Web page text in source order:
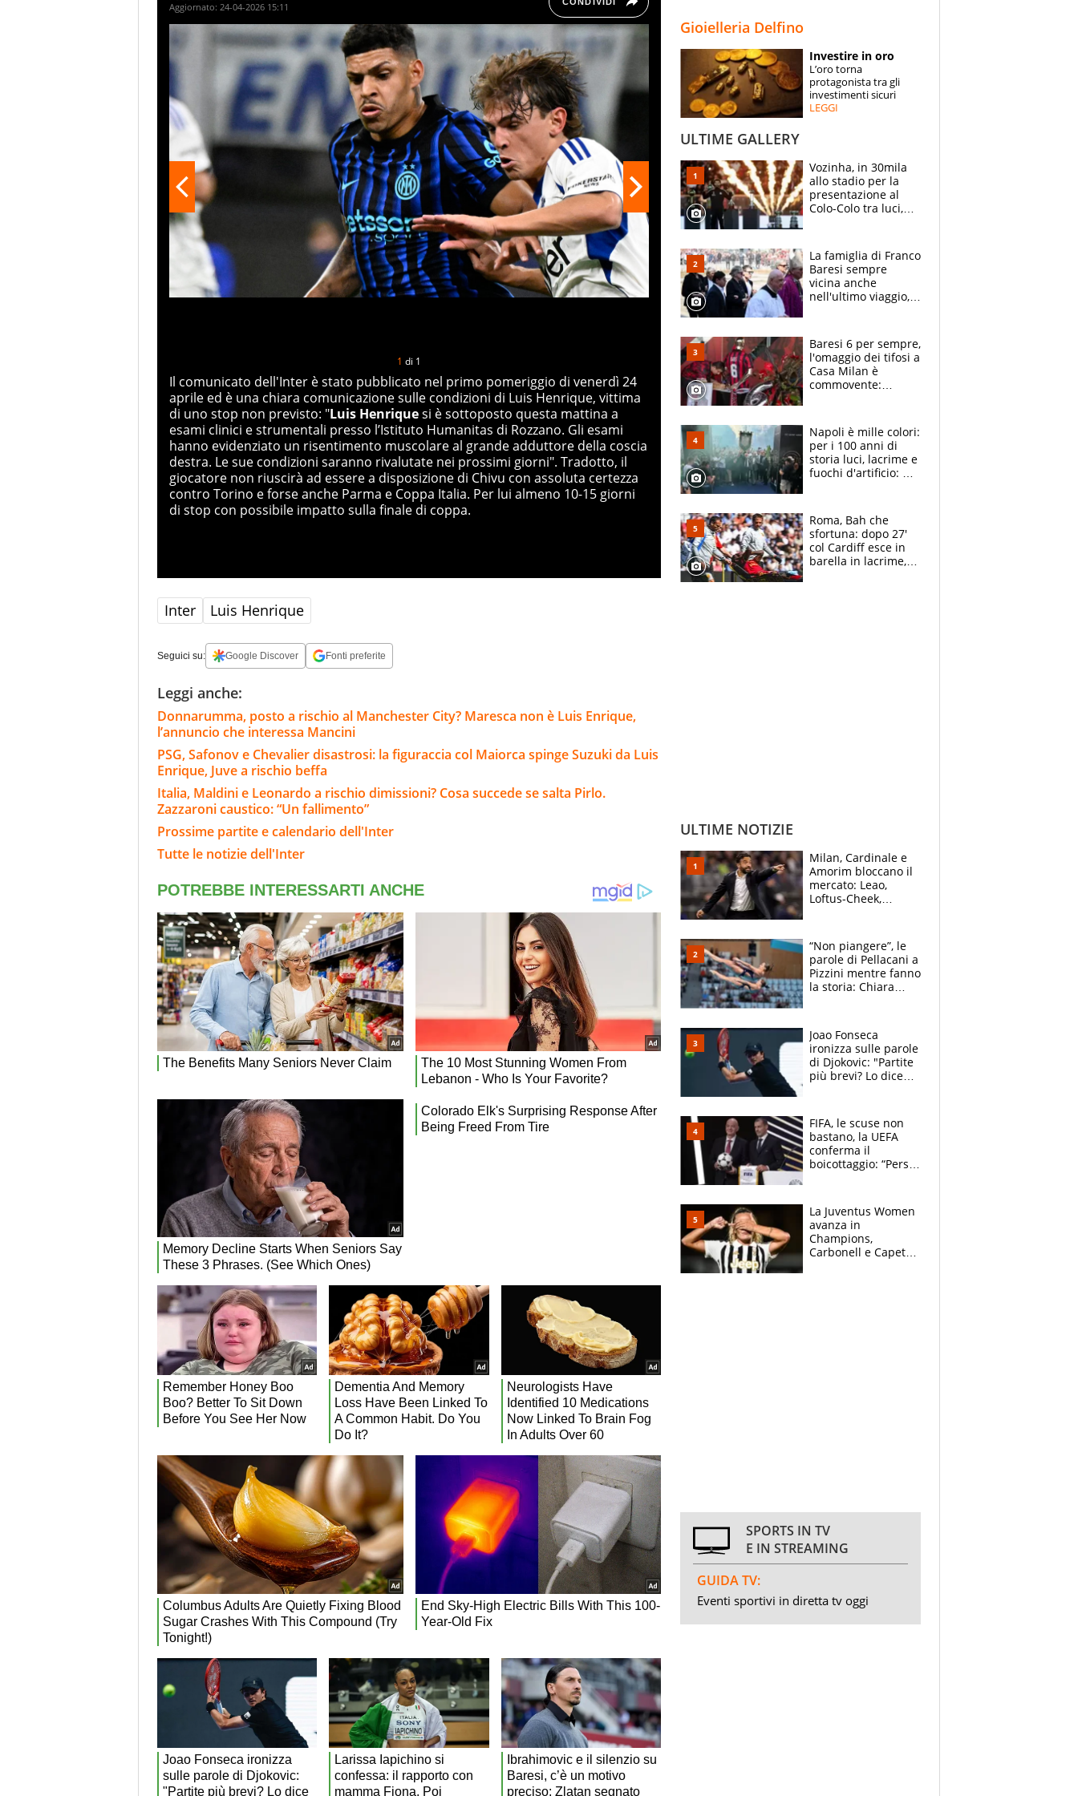
ESPERTI
CONTATTI
Aggiornato: 24-04-2026 15:11
1 di 1
Il comunicato dell'Inter è stato pubblicato nel primo pomeriggio di venerdì 24
aprile ed è una chiara comunicazione sulle condizioni di Luis Henrique, vittima
di uno stop non previsto: "Luis Henriquesi è sottoposto questa mattina a
esami clinici e strumentali presso l’Istituto Humanitas di Rozzano. Gli esami
hanno evidenziato un risentimento muscolare al grande adduttore della coscia
destra. Le sue condizioni saranno rivalutate nei prossimi giorni". Tradotto, il
giocatore non riuscirà ad essere a disposizione di Chivu con assoluta certezza
contro Torino e forse anche Parma e Coppa Italia. Per lui almeno 10-15 giorni
di stop con possibile impatto sulla finale di coppa.
Inter Luis Henrique
Seguici su: Google Discover Fonti preferite
Leggi anche:
Donnarumma, posto a rischio al Manchester City? Maresca non è Luis Enrique,
l’annuncio che interessa Mancini
PSG, Safonov e Chevalier disastrosi: la figuraccia col Maiorca spinge Suzuki da Luis
Enrique, Juve a rischio beffa
Italia, Maldini e Leonardo a rischio dimissioni? Cosa succede se salta Pirlo.
Zazzaroni caustico: “Un fallimento”
Prossime partite e calendario dell'Inter
Tutte le notizie dell'Inter
Gioielleria Delfino
Investire in oro
L’oro torna
protagonista tra gli
investimenti sicuri
LEGGI
ULTIME GALLERY
Vozinha, in 30mila
allo stadio per la
presentazione al
Colo-Colo tra luci,
La famiglia di Franco
Baresi sempre
vicina anche
nell'ultimo viaggio,
circondati
dall'affetto dei tifosi
Baresi 6 per sempre,
l'omaggio dei tifosi a
Casa Milan è
commovente:
bigliettini
Napoli è mille colori:
per i 100 anni di
storia luci, lacrime e
fuochi d'artificio: De
Roma, Bah che
sfortuna: dopo 27'
col Cardiff esce in
barella in lacrime,
ULTIME NOTIZIE
Milan, Cardinale e
Amorim bloccano il
mercato: Leao,
Loftus-Cheek,
Soulè e Osorio nel
mirino
“Non piangere”, le
parole di Pellacani a
Pizzini mentre fanno
la storia: Chiara
Joao Fonseca
ironizza sulle parole
di Djokovic: "Partite
più brevi? Lo dice
FIFA, le scuse non
bastano, la UEFA
conferma il
boicottaggio: “Persa
rivelazione sulla
Superlega
La Juventus Women
avanza in
Champions,
Carbonell e Capeta
SPORTS IN TV
E IN STREAMING
GUIDA TV:
Eventi sportivi in diretta tv oggi